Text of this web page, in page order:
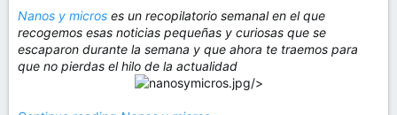
t
e
m
a
Nanos y micros es un recopilatorio semanal en el que
recogemos esas noticias pequeñas y curiosas que se
escaparon durante la semana y que ahora te traemos para
que no pierdas el hilo de la actualidad
/>​